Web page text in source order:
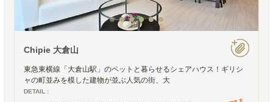
Chipie 大倉山
東急東横線「大倉山駅」のペットと暮らせるシェアハウス！ギリシ
ャの町並みを模した建物が並ぶ人気の街、大
DETAIL :